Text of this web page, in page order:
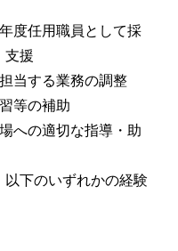
度任用職員として採
支援
当する業務の調整
等の補助
への適切な指導・助
下のいずれかの経験